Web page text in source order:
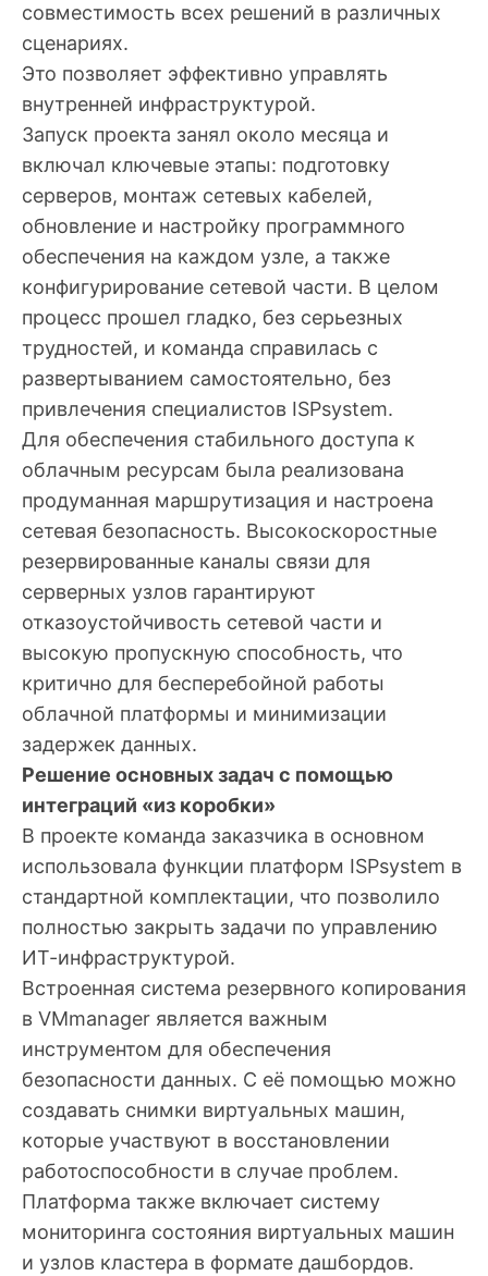
совместимость всех решений в различных
сценариях.
Это позволяет эффективно управлять
внутренней инфраструктурой.
Запуск проекта занял около месяца и
включал ключевые этапы: подготовку
серверов, монтаж сетевых кабелей,
обновление и настройку программного
обеспечения на каждом узле, а также
конфигурирование сетевой части. В целом
процесс прошел гладко, без серьезных
трудностей, и команда справилась с
развертыванием самостоятельно, без
привлечения специалистов ISPsystem.
Для обеспечения стабильного доступа к
облачным ресурсам была реализована
продуманная маршрутизация и настроена
сетевая безопасность. Высокоскоростные
резервированные каналы связи для
серверных узлов гарантируют
отказоустойчивость сетевой части и
высокую пропускную способность, что
критично для бесперебойной работы
облачной платформы и минимизации
задержек данных.
Решение основных задач с помощью
интеграций «из коробки»
В проекте команда заказчика в основном
использовала функции платформ ISPsystem в
стандартной комплектации, что позволило
полностью закрыть задачи по управлению
ИТ-инфраструктурой.
Встроенная система резервного копирования
в VMmanager является важным
инструментом для обеспечения
безопасности данных. С её помощью можно
создавать снимки виртуальных машин,
которые участвуют в восстановлении
работоспособности в случае проблем.
Платформа также включает систему
мониторинга состояния виртуальных машин
и узлов кластера в формате дашбордов.